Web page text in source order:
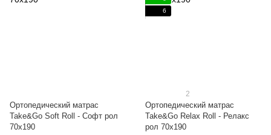
Ортопедический матрас
Take&Go Soft Roll - Софт рол
70x190
6
2
Ортопедический матрас
Take&Go Relax Roll - Релакс
рол 70x190